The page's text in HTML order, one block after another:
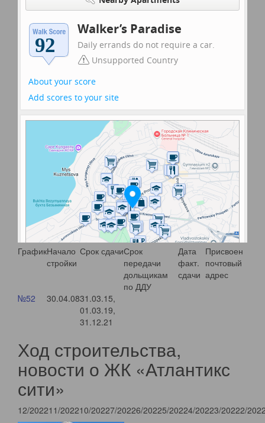
ГрафикНачало
стройки
Срок сдачиСрок
передачи
дольщикам
по ДДУ
Дата
факт.
сдачи
Присвоен
почтовый
адрес
№52
30.04.0831.03.15,
01.03.19,
31.12.21
Ход строительства,
новости о ЖК «Атлантикс
сити»
12/202211/202210/20227/20226/20225/20224/20223/20222/